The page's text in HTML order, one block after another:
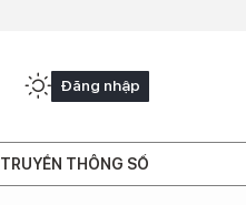
Đăng nhập
TRUYỀN THÔNG SỐ